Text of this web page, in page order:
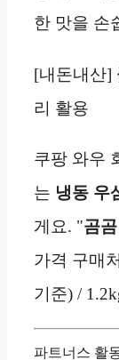
한 맛을 손
[내돈내산]
리 활용
쿠팡 와우
는 냉동 우
게요. "곰
가격 구매
기준) /
파트너스 활